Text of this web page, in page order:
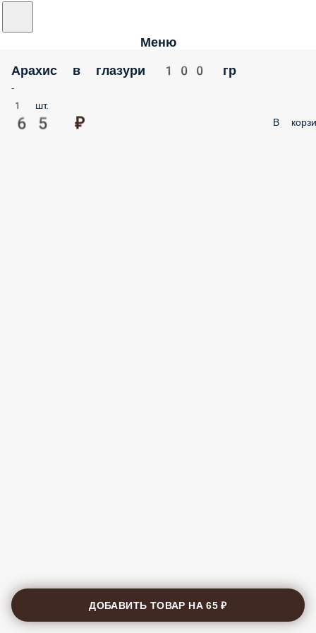
Меню
Арахис в глазури 100 гр
-
1 шт.
65 ₽ В
ДОБАВИТЬ ТОВАР НА65 ₽